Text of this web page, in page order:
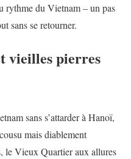
rythme du Vietnam – un pas
sans se retourner.
vieilles pierres
sans s’attarder à Hanoï,
mais diablement
le Vieux Quartier aux allures